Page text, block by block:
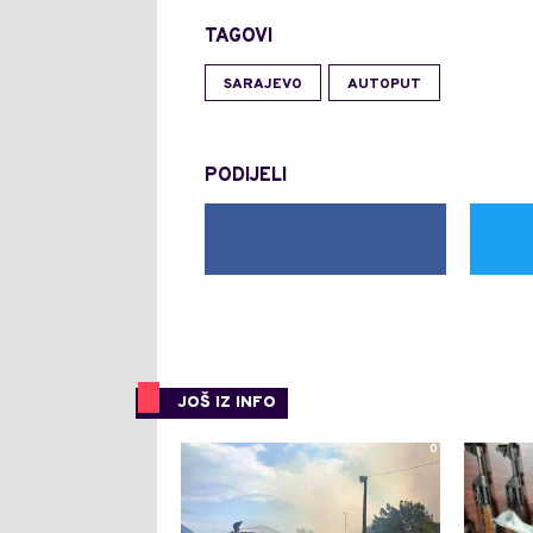
TAGOVI
SARAJEVO AUTOPUT
PODIJELI
JOŠ IZ INFO
0